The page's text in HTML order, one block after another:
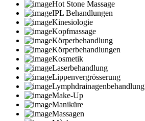
Hot Stone Massage
IPL Behandlungen
Kinesiologie
Kopfmassage
Körperbehandlung
Körperbehandlungen
Kosmetik
Laserbehandlung
Lippenvergrösserung
Lymphdrainagenbehandlung
Make-Up
Maniküre
Massagen